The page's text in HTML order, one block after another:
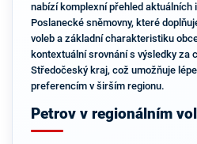
nabízí komplexní přehled aktuálních
Poslanecké sněmovny, které
voleb a základní charakteristiku
kontextuální srovnání s výsledky za
Středočeský kraj, což umožňuje
preferencím v širším regionu.
Petrov v regionálním